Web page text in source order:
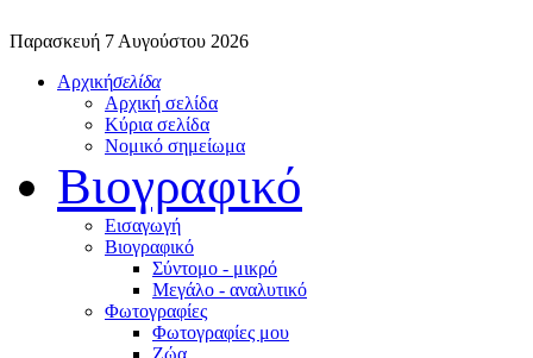
Παρασκευή 7 Αυγούστου 2026
Αρχικήσελίδα
Αρχική σελίδα
Κύρια σελίδα
Νομικό σημείωμα
Βιογραφικό
Εισαγωγή
Βιογραφικό
Σύντομο - μικρό
Μεγάλο - αναλυτικό
Φωτογραφίες
Φωτογραφίες μου
Ζώα